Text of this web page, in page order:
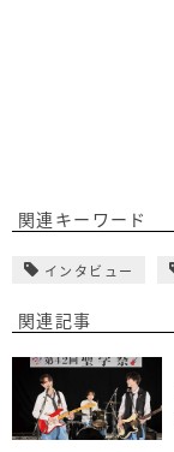
関連キーワード
インタビュー
関連記事